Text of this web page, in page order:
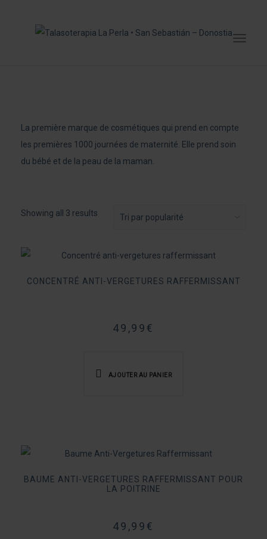
La première marque de cosmétiques qui prend en compte
les premières 1000 journées de maternité. Elle prend soin
du bébé et de la peau de la maman.
Showing all 3 results Sorted
CONCENTRÉ ANTI-VERGETURES RAFFERMISSANT
49,99€
AJOUTER AU PANIER
BAUME ANTI-VERGETURES RAFFERMISSANT POUR
LA POITRINE
49,99€